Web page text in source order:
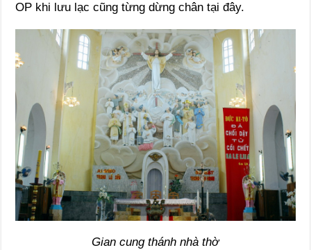
OP khi lưu lạc cũng từng dừng chân tại đây.
Gian cung thánh nhà thờ